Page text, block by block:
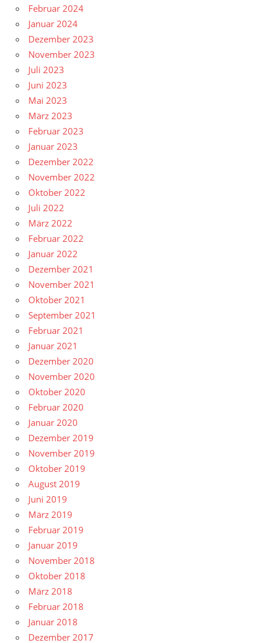
Februar 2024
Januar 2024
Dezember 2023
November 2023
Juli 2023
Juni 2023
Mai 2023
März 2023
Februar 2023
Januar 2023
Dezember 2022
November 2022
Oktober 2022
Juli 2022
März 2022
Februar 2022
Januar 2022
Dezember 2021
November 2021
Oktober 2021
September 2021
Februar 2021
Januar 2021
Dezember 2020
November 2020
Oktober 2020
Februar 2020
Januar 2020
Dezember 2019
November 2019
Oktober 2019
August 2019
Juni 2019
März 2019
Februar 2019
Januar 2019
November 2018
Oktober 2018
März 2018
Februar 2018
Januar 2018
Dezember 2017